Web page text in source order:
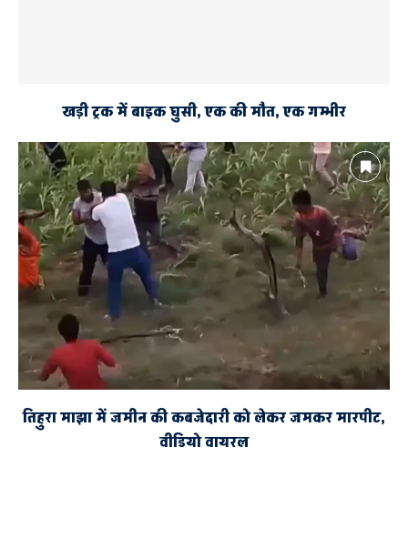
खड़ी ट्रक में बाइक घुसी, एक की मौत, एक गम्भीर
तिहुरा माझा में जमीन की कबजेदारी को लेकर जमकर मारपीट,
वीडियो वायरल